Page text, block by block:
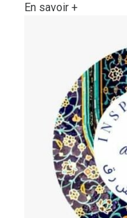
En savoir +